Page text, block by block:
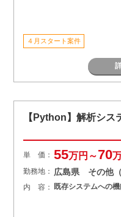
４月スタート案件
【Python】解析シス
単 価： 55万円～70
勤務地： 広島県 その他（
内 容： 既存システムへの